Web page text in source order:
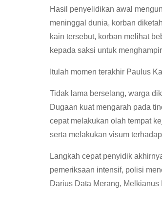
Hasil penyelidikan awal
meninggal dunia, korban
kain tersebut, korban melihat
kepada saksi untuk
Itulah momen terakhir Paulus
Tidak lama berselang, warga
Dugaan kuat mengarah pada
cepat melakukan olah tempat
serta melakukan visum
Langkah cepat penyidik
pemeriksaan intensif, polisi
Darius Data Merang,